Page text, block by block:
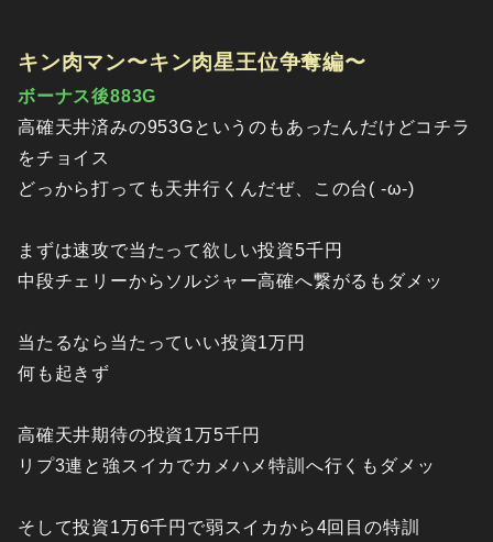
キン肉マン〜キン肉星王位争奪編〜
ボーナス後883G
高確天井済みの953Gというのもあったんだけどコチラ
をチョイス
どっから打っても天井行くんだぜ、この台( -ω-)
まずは速攻で当たって欲しい投資5千円
中段チェリーからソルジャー高確へ繋がるもダメッ
当たるなら当たっていい投資1万円
何も起きず
高確天井期待の投資1万5千円
リプ3連と強スイカでカメハメ特訓へ行くもダメッ
そして投資1万6千円で弱スイカから4回目の特訓